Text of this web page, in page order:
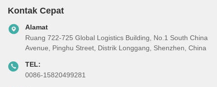
Kontak Cepat
Alamat
Ruang 722-725 Global Logistics Building, No.1 South China
Avenue, Pinghu Street, Distrik Longgang, Shenzhen, China
TEL:
0086-15820499281